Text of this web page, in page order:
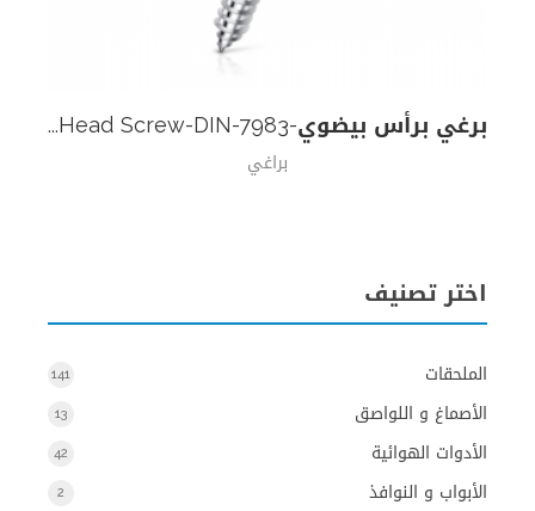
استعرض المنتج برغي برأس بيضوي-Oval Head Screw-DIN-7983
براغي
اختر تصنيف
الملحقات 141
الأصماغ و اللواصق 13
الأدوات الهوائية 42
الأبواب و النوافذ 2